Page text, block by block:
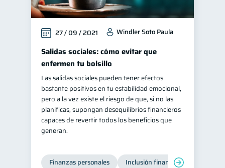
27 / 09 / 2021 Windler Soto Paula
Salidas sociales: cómo evitar que
enfermen tu bolsillo
Las salidas sociales pueden tener efectos
bastante positivos en tu estabilidad emocional,
pero a la vez existe el riesgo de que, si no las
planificas, supongan desequilibrios financieros
capaces de revertir todos los beneficios que
generan.
Finanzas personales Inclusión financiera